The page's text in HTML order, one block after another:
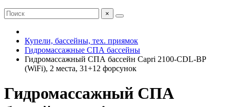
×
Купели, бассейны, тех. приямок
Гидромассажные СПА бассейны
Гидромассажный СПА бассейн Capri 2100-CDL-BP
(WiFi), 2 места, 31+12 форсунок
Гидромассажный СПА